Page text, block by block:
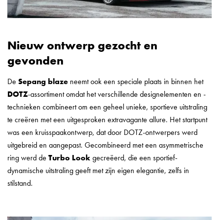
Nieuw ontwerp gezocht en
gevonden
De Sepang blaze neemt ook een speciale plaats in binnen het
DOTZ-assortiment omdat het verschillende designelementen en -
technieken combineert om een geheel unieke, sportieve uitstraling
te creëren met een uitgesproken extravagante allure. Het startpunt
was een kruisspaakontwerp, dat door DOTZ-ontwerpers werd
uitgebreid en aangepast. Gecombineerd met een asymmetrische
ring werd de Turbo Lookgecreëerd, die een sportief-
dynamische uitstraling geeft met zijn eigen elegantie, zelfs in
stilstand.